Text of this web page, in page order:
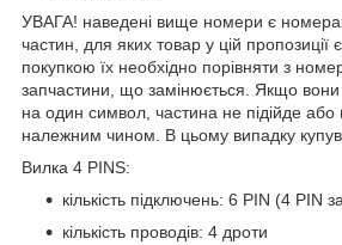
УВАГА! наведені вище номери є
частин, для яких товар у цій
покупкою їх необхідно порівняти з
запчастини, що замінюється. Якщо вони
на один символ, частина не підійде
належним чином. В цьому випадку
Вилка 4 PINS:
кількість підключень: 6 PIN (4 PIN
кількість проводів: 4 дроти